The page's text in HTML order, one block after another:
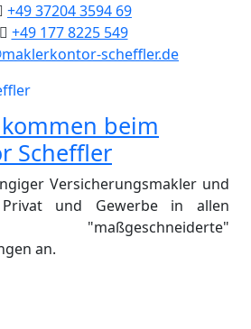
+49 37204 3594 69
+49 177 8225 549
scheffler.de
beim
Scheffler
Versicherungsmakler und
und Gewerbe in allen
an.